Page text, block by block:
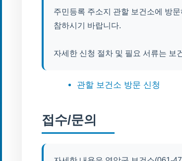
주민등록 주소지 관할 보건소에 방
참하시기 바랍니다.
자세한 신청 절차 및 필요 서류는 보
관할 보건소 방문 신청
접수/문의